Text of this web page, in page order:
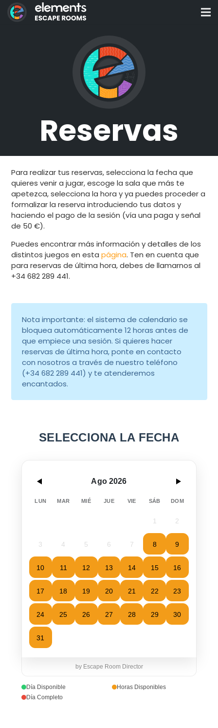
Reservas
Para realizar tus reservas, selecciona la fecha que
quieres venir a jugar, escoge la sala que más te
apetezca, selecciona la hora y ya puedes proceder a
formalizar la reserva introduciendo tus datos y
haciendo el pago de la sesión (vía una paga y señal
de 50 €).
Puedes encontrar más información y detalles de los
distintos juegos en esta página. Ten en cuenta que
para reservas de última hora, debes de llamarnos al
+34 682 289 441.
Nota importante: el sistema de calendario se
bloquea automáticamente 12 horas antes de
que empiece una sesión. Si quieres hacer
reservas de última hora, ponte en contacto
con nosotros a través de nuestro teléfono
(+34 682 289 441) y te atenderemos
encantados.
SELECCIONA LA FECHA
Ago 2026
LUN MAR MIÉ JUE VIE SÁB DOM
1 2
3 4 5 6 7 8 9
10 11 12 13 14 15 16
17 18 19 20 21 22 23
24 25 26 27 28 29 30
31
by Escape Room Director
Día Disponible
Horas Disponibles
Día Completo